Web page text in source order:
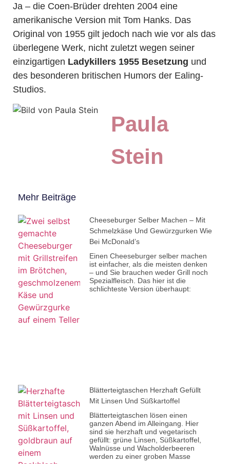
Ja – die Coen-Brüder drehten 2004 eine
amerikanische Version mit Tom Hanks. Das
Original von 1955 gilt jedoch nach wie vor als das
überlegene Werk, nicht zuletzt wegen seiner
einzigartigen Ladykillers 1955 Besetzung und
des besonderen britischen Humors der Ealing-
Studios.
Paula
Stein
Mehr Beiträge
Cheeseburger Selber Machen – Mit
Schmelzkäse Und Gewürzgurken Wie
Bei McDonald’s
Einen Cheeseburger selber machen
ist einfacher, als die meisten denken
– und Sie brauchen weder Grill noch
Spezialfleisch. Das hier ist die
schlichteste Version überhaupt:
Blätterteigtaschen Herzhaft Gefüllt
Mit Linsen Und Süßkartoffel
Blätterteigtaschen lösen einen
ganzen Abend im Alleingang. Hier
sind sie herzhaft und vegetarisch
gefüllt: grüne Linsen, Süßkartoffel,
Walnüsse und Wacholderbeeren
werden zu einer groben Masse